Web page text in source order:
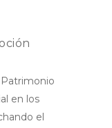
en los
el